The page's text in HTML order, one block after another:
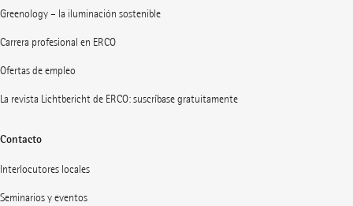
Greenology – la iluminación sostenible
Carrera profesional en ERCO
Ofertas de empleo
La revista Lichtbericht de ERCO: suscríbase gratuitamente
Contacto
Interlocutores locales
Seminarios y eventos